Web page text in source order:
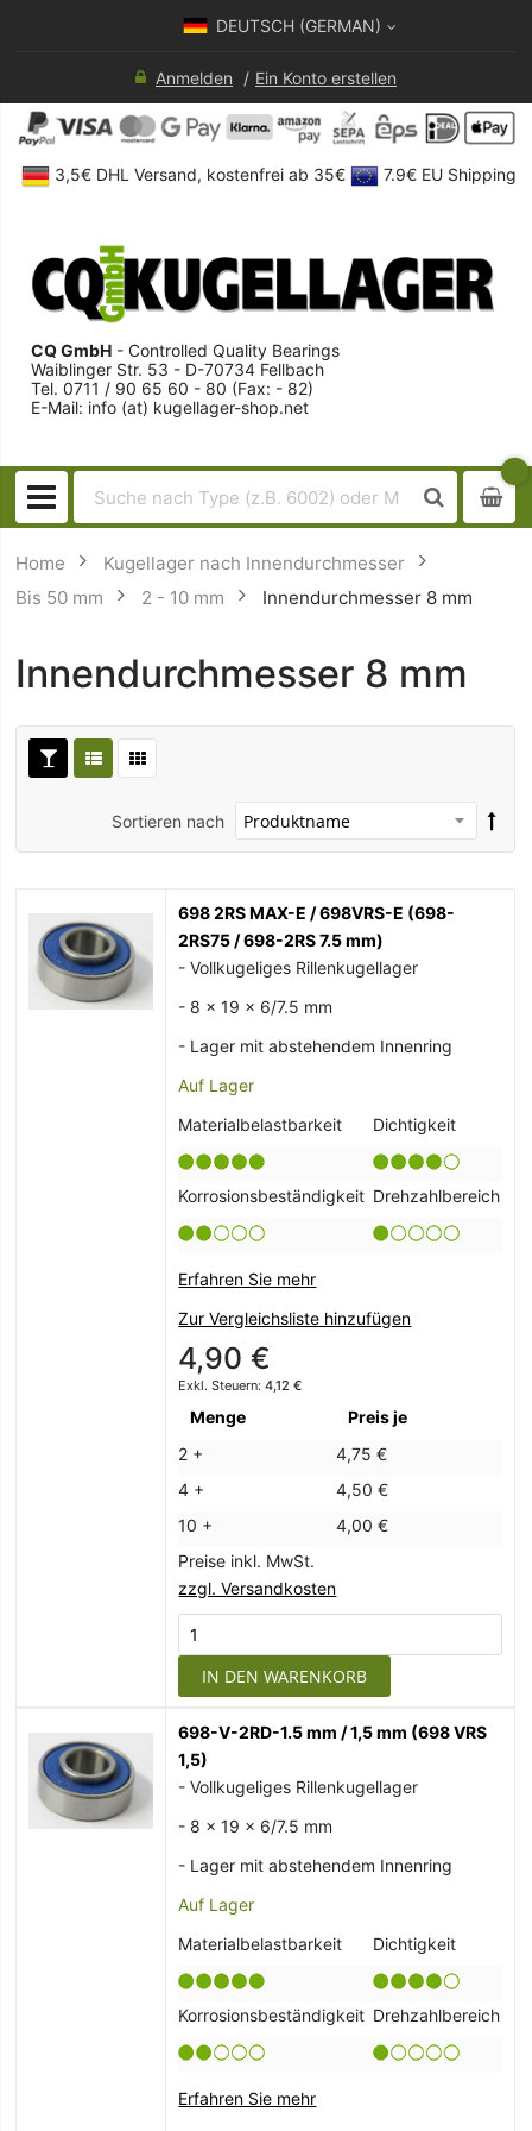
DEUTSCH (GERMAN)
Anmelden Ein Konto erstellen
3,5€ DHL Versand, kostenfrei ab 35€ 7.9€ EU Shipping
CQ GmbH - Controlled Quality Bearings
Waiblinger Str. 53 - D-70734 Fellbach
Tel. 0711 / 90 65 60 - 80 (Fax: - 82)
E-Mail: info (at) kugellager-shop.net
Home
Kugellager nach Innendurchmesser
Bis 50 mm
2 - 10 mm Innendurchmesser 8 mm
Innendurchmesser 8 mm
Sortieren nach
698 2RS MAX-E / 698VRS-E (698-
2RS75 / 698-2RS 7.5 mm)
- Vollkugeliges Rillenkugellager
- 8 x 19 x 6/7.5 mm
- Lager mit abstehendem Innenring
Auf Lager
Materialbelastbarkeit
Dichtigkeit
Korrosionsbeständigkeit Drehzahlbereich
Erfahren Sie mehr
Zur Vergleichsliste hinzufügen
4,90 €
4,12 €
Menge
Preis je
2 +
4,75 €
4 +
4,50 €
10 +
4,00 €
Preise inkl. MwSt.
zzgl. Versandkosten
IN DEN WARENKORB
698-V-2RD-1.5 mm / 1,5 mm (698 VRS
1,5)
- Vollkugeliges Rillenkugellager
- 8 x 19 x 6/7.5 mm
- Lager mit abstehendem Innenring
Auf Lager
Materialbelastbarkeit
Dichtigkeit
Korrosionsbeständigkeit Drehzahlbereich
Erfahren Sie mehr